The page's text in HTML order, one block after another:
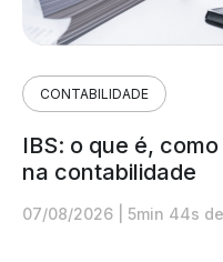
CONTABILIDADE
IBS: o que é,
na contabilidade
07/08/2026 5min 44s